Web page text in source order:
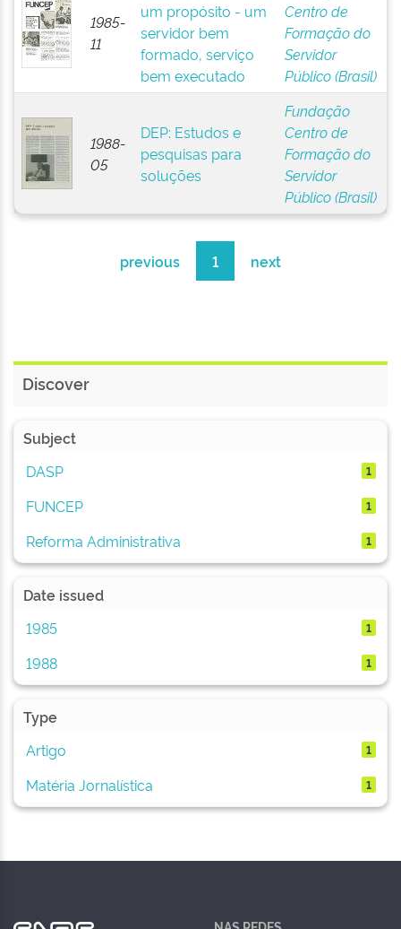
1985-
11
um propósito - um
servidor bem
formado, serviço
bem executado
Centro de
Formação do
Servidor
Público (Brasil)
1988-
05
DEP: Estudos e
pesquisas para
soluções
Fundação
Centro de
Formação do
Servidor
Público (Brasil)
previous 1 next
Discover
Subject
DASP
1
FUNCEP 1
Reforma Administrativa 1
Date issued
1985
1
1988 1
Type
Artigo
1
Matéria Jornalística 1